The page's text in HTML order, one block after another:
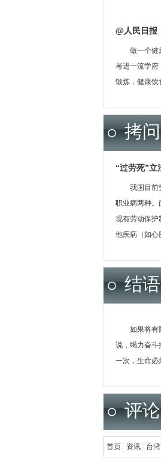
@人民日报
做一个健
考进一流学府
锻炼，健康饮
拷问
“过劳死”立
我国目前
职业病两种。
现有劳动保护
他疾病（如心
结语
如果将有
说，竭力奋斗
一次，生命必
评论
首页 资讯 台湾